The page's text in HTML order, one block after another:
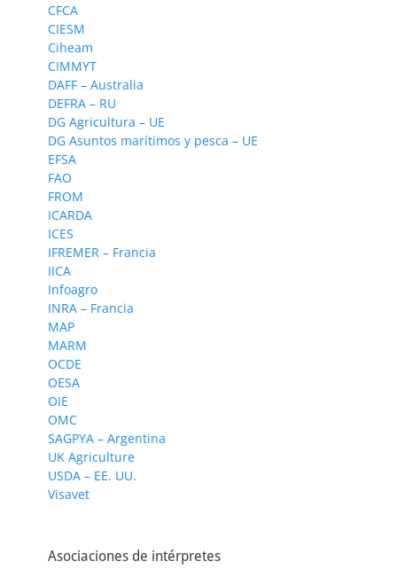
CFCA
CIESM
Ciheam
CIMMYT
DAFF – Australia
DEFRA – RU
DG Agricultura – UE
DG Asuntos marítimos y pesca – UE
EFSA
FAO
FROM
ICARDA
ICES
IFREMER – Francia
IICA
Infoagro
INRA – Francia
MAP
MARM
OCDE
OESA
OIE
OMC
SAGPYA – Argentina
UK Agriculture
USDA – EE. UU.
Visavet
Asociaciones de intérpretes